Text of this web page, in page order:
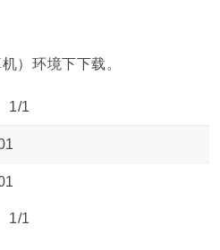
）环境下下载。
1/1
1/1